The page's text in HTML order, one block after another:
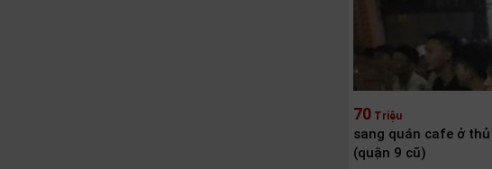
70 Triệu
sang quán cafe ở
(quận 9 cũ)